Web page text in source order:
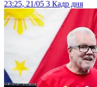
23:25, 21/05 3 Кадр дня